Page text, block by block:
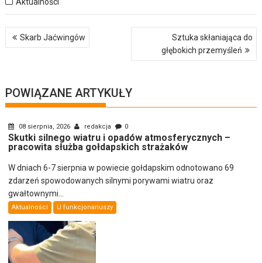
Nawigacja
wpisuSkarb Jaćwingów
Sztuka skłaniająca do
głębokich przemyśleń
POWIĄZANE ARTYKUŁY
08 sierpnia, 2026 redakcja 0
Skutki silnego wiatru i opadów atmosferycznych –
pracowita służba gołdapskich strażaków
W dniach 6-7 sierpnia w powiecie gołdapskim odnotowano 69
zdarzeń spowodowanych silnymi porywami wiatru oraz
gwałtownymi...
Aktualności U funkcjonariuszy